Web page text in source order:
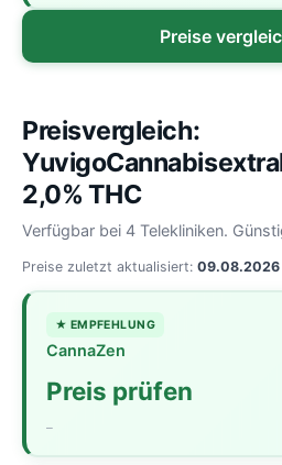
Preise
Preisvergleich:
2,0% THC
Verfügbar bei 4 Telekliniken.
Preise zuletzt aktualisiert: 09.08.2026
★ EMPFEHLUNG
CannaZen
Preis prüfen
–